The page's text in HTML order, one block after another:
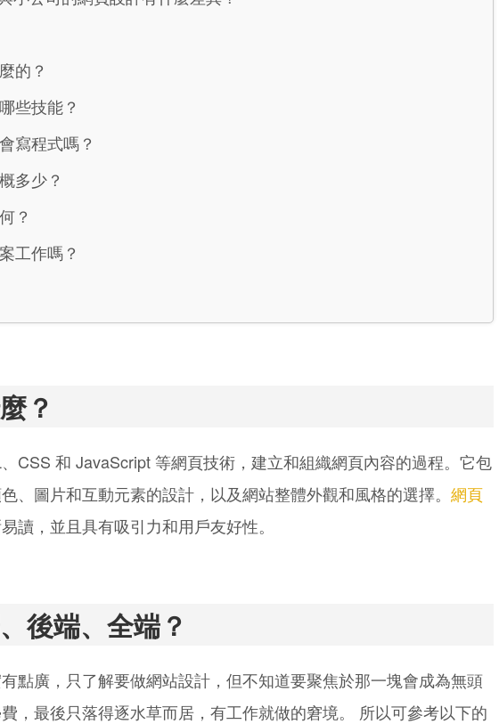
的？
些技能？
寫程式嗎？
多少？
？
工作嗎？
？
CSS 和 JavaScript 等網頁技術，建立和組織網頁內容的過程。它包
、圖片和互動元素的設計，以及網站整體外觀和風格的選擇。 網頁
讀，並且具有吸引力和用戶友好性。
後端、全端？
點廣，只了解要做網站設計，但不知道要聚焦於那一塊會成為無頭
，最後只落得逐水草而居，有工作就做的窘境。 所以可參考以下的